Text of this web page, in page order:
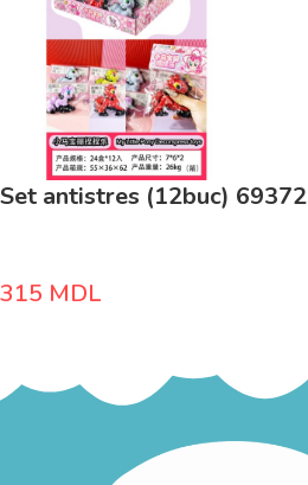
Set antistres (12buc) 69372
315 MDL